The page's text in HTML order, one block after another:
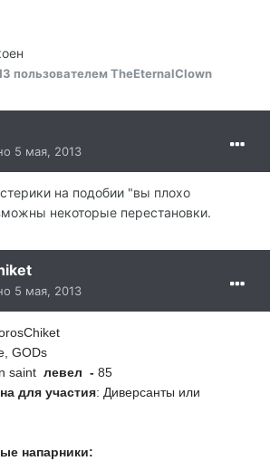
пользователем TheEternalClown
5 мая, 2013
на подобии "вы плохо
некоторые перестановки.
5 мая, 2013
GODs
saint левел - 85
для участия: Диверсанты или
напарники: